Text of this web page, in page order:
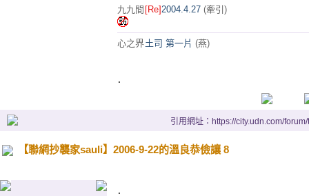
九九間 [Re]2004.4.27 (牽引)
心之界土司 第一片 (燕)
.
引用網址：https://city.udn.com/
【聯網抄襲家sauli】2006-9-22的溫良恭儉讓 8
.